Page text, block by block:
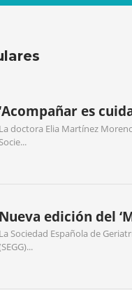
es
La doctora Elia Martínez
Socie...
Nueva edición del
La Sociedad Española de